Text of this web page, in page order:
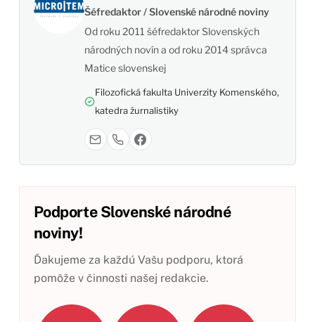
Šéfredaktor / Slovenské národné noviny
Od roku 2011 šéfredaktor Slovenských
národných novín a od roku 2014 správca
Matice slovenskej
Filozofická fakulta Univerzity Komenského,
katedra žurnalistiky
Podporte Slovenské národné
noviny!
Ďakujeme za každú Vašu podporu, ktorá
pomôže v činnosti našej redakcie.